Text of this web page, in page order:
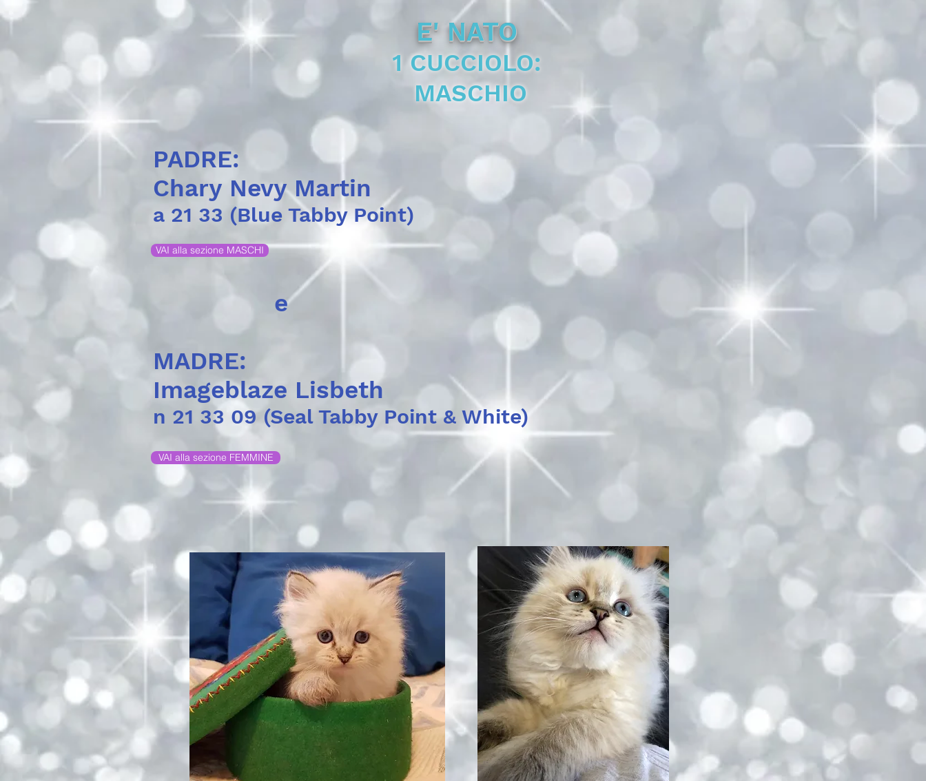
E' NATO
1 CUCCIOLO:
MASCHIO
PADRE:
Chary Nevy Martin
a 21 33 (Blue Tabby Point)
VAI alla sezione MASCHI
e
MADRE:
Imageblaze Lisbeth
n 21 33 09 (Seal Tabby Point & White)
VAI alla sezione FEMMINE